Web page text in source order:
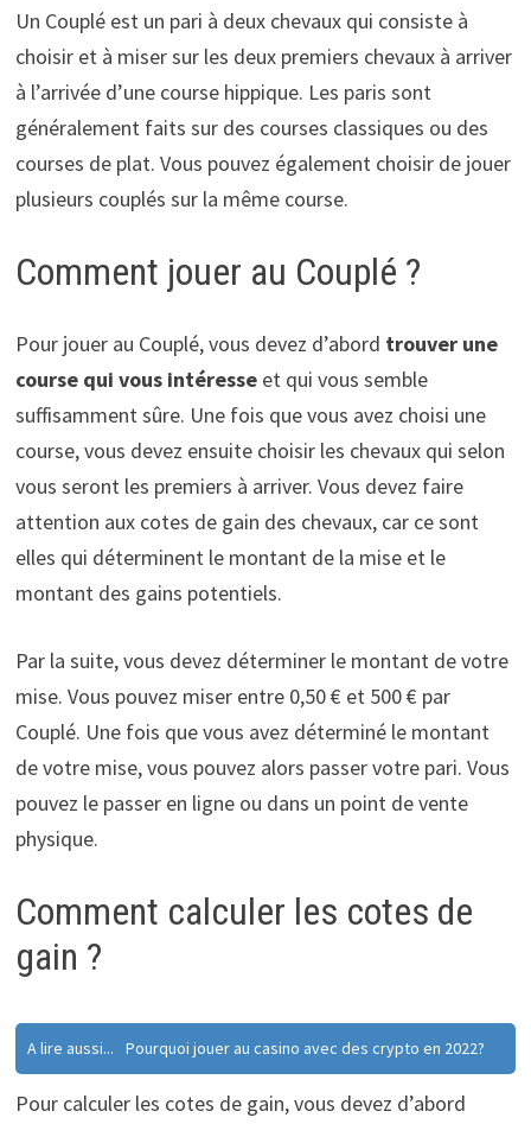
Un Couplé est un pari à deux chevaux qui consiste à
choisir et à miser sur les deux premiers chevaux à arriver
à l’arrivée d’une course hippique. Les paris sont
généralement faits sur des courses classiques ou des
courses de plat. Vous pouvez également choisir de jouer
plusieurs couplés sur la même course.
Comment jouer au Couplé ?
Pour jouer au Couplé, vous devez d’abord trouver une
course qui vous intéresseet qui vous semble
suffisamment sûre. Une fois que vous avez choisi une
course, vous devez ensuite choisir les chevaux qui selon
vous seront les premiers à arriver. Vous devez faire
attention aux cotes de gain des chevaux, car ce sont
elles qui déterminent le montant de la mise et le
montant des gains potentiels.
Par la suite, vous devez déterminer le montant de votre
mise. Vous pouvez miser entre 0,50 € et 500 € par
Couplé. Une fois que vous avez déterminé le montant
de votre mise, vous pouvez alors passer votre pari. Vous
pouvez le passer en ligne ou dans un point de vente
physique.
Comment calculer les cotes de
gain ?
A lire aussi... Pourquoi jouer au casino avec des crypto en 2022?
Pour calculer les cotes de gain, vous devez d’abord